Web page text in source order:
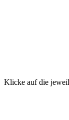
Klicke auf die